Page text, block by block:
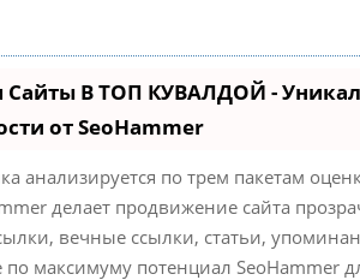
Сайты В ТОП КУВАЛДОЙ -
от SeoHammer
анализируется по трем пакетам
делает продвижение сайта
вечные ссылки, статьи,
по максимуму потенциал SeoHammer